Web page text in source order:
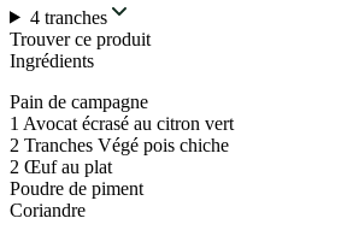
4 tranches
Trouver ce produit
Ingrédients
Pain de campagne
1 Avocat écrasé au citron vert
2 Tranches Végé pois chiche
2 Œuf au plat
Poudre de piment
Coriandre